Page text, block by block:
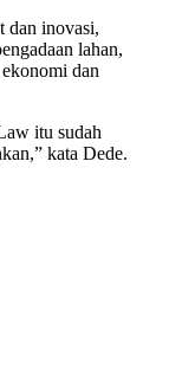
dan inovasi,
lahan,
dan
itu sudah
kata Dede.